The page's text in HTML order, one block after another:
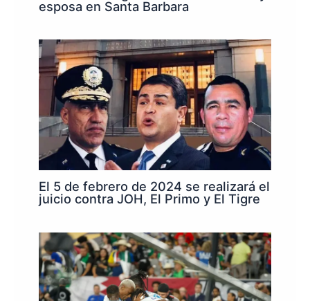
esposa en Santa Barbara
El 5 de febrero de 2024 se realizará el
juicio contra JOH, El Primo y El Tigre